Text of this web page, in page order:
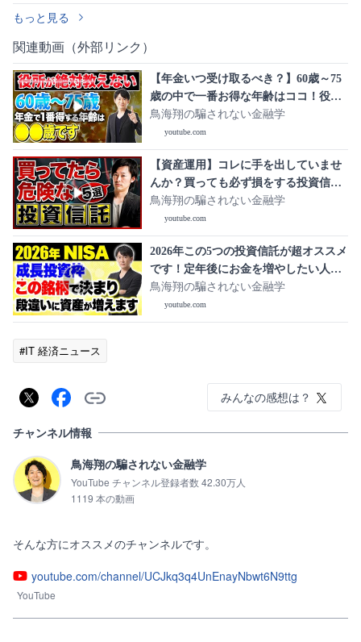
もっと見る
関連動画（外部リンク）
【年金いつ受け取るべき？】60歳～75
歳の中で一番お得な年齢はココ！役所
が教えない本当の話を紹介します！
鳥海翔の騙されない金融学
youtube.com
【資産運用】コレに手を出していませ
んか？買っても必ず損をする投資信託
を紹介します！
鳥海翔の騙されない金融学
youtube.com
2026年この5つの投資信託が超オススメ
です！定年後にお金を増やしたい人に
向けて投資先について解説します！
鳥海翔の騙されない金融学
youtube.com
#IT 経済ニュース
みんなの感想は？
チャンネル情報
鳥海翔の騙されない金融学
YouTube チャンネル登録者数 42.30万人
1119 本の動画
そんな方にオススメのチャンネルです。
youtube.com/channel/UCJkq3q4UnEnayNbwt6N9ttg
YouTube